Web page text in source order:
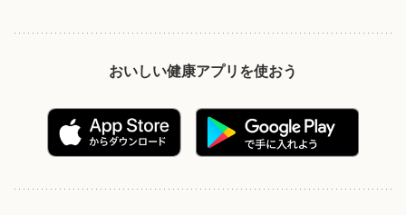
おいしい健康アプリを使おう